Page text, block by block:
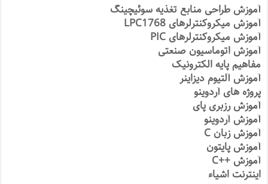
آموزش طراحی منابع تغذیه سوئیچینگ
آموزش میکروکنترلرهای LPC1768
آموزش میکروکنترلرهای PIC
آموزش اتوماسیون صنعتی
مفاهیم پایه الکترونیک
آموزش آلتیوم دیزاینر
پروژه های آردوینو
آموزش رزبری پای
آموزش آردوینو
آموزش زبان C
آموزش پایتون
آموزش ++C
اینترنت اشیاء